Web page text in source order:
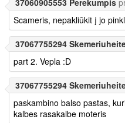
Scameris, nepakliūkit į jo
37067755294
part 2. Vepla :D
37067755294
paskambino balso pastas,
kalbes rasakalbe moteris